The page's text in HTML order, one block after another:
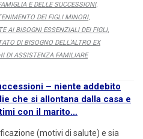
E DELLE SUCCESSIONI,
DEI FIGLI MINORI,
AI BISOGNI ESSENZIALI DEI FIGLI,
DI BISOGNO DELL’ALTRO EX
DI ASSISTENZA FAMILIARE
– niente addebito
che si allontana dalla casa e
con il marito…
(motivi di salute) e sia